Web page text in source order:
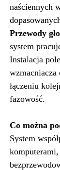
naściennych
Przewody
system
Instalacja
wzmacniacza
łączeniu
fazowość.
Co można
System